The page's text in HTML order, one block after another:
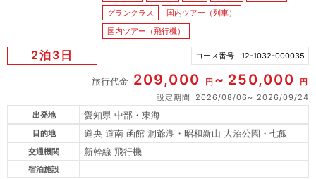
グランクラス
国内ツアー（列車）
国内ツアー（飛行機）
2泊3日 コース番号 12-1032-000035
旅行代金 209,000 円 250,000
円
設定期間
2026/08/06
2026/09/24
出発地
愛知県 中部・東海
目的地 道央 道南 函館 洞爺湖・昭和新山 大沼公園・七飯
交通機関 新幹線 飛行機
宿泊施設